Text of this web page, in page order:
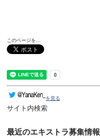
このページを…
を見る
サイト内検索
最近のエキストラ募集情報